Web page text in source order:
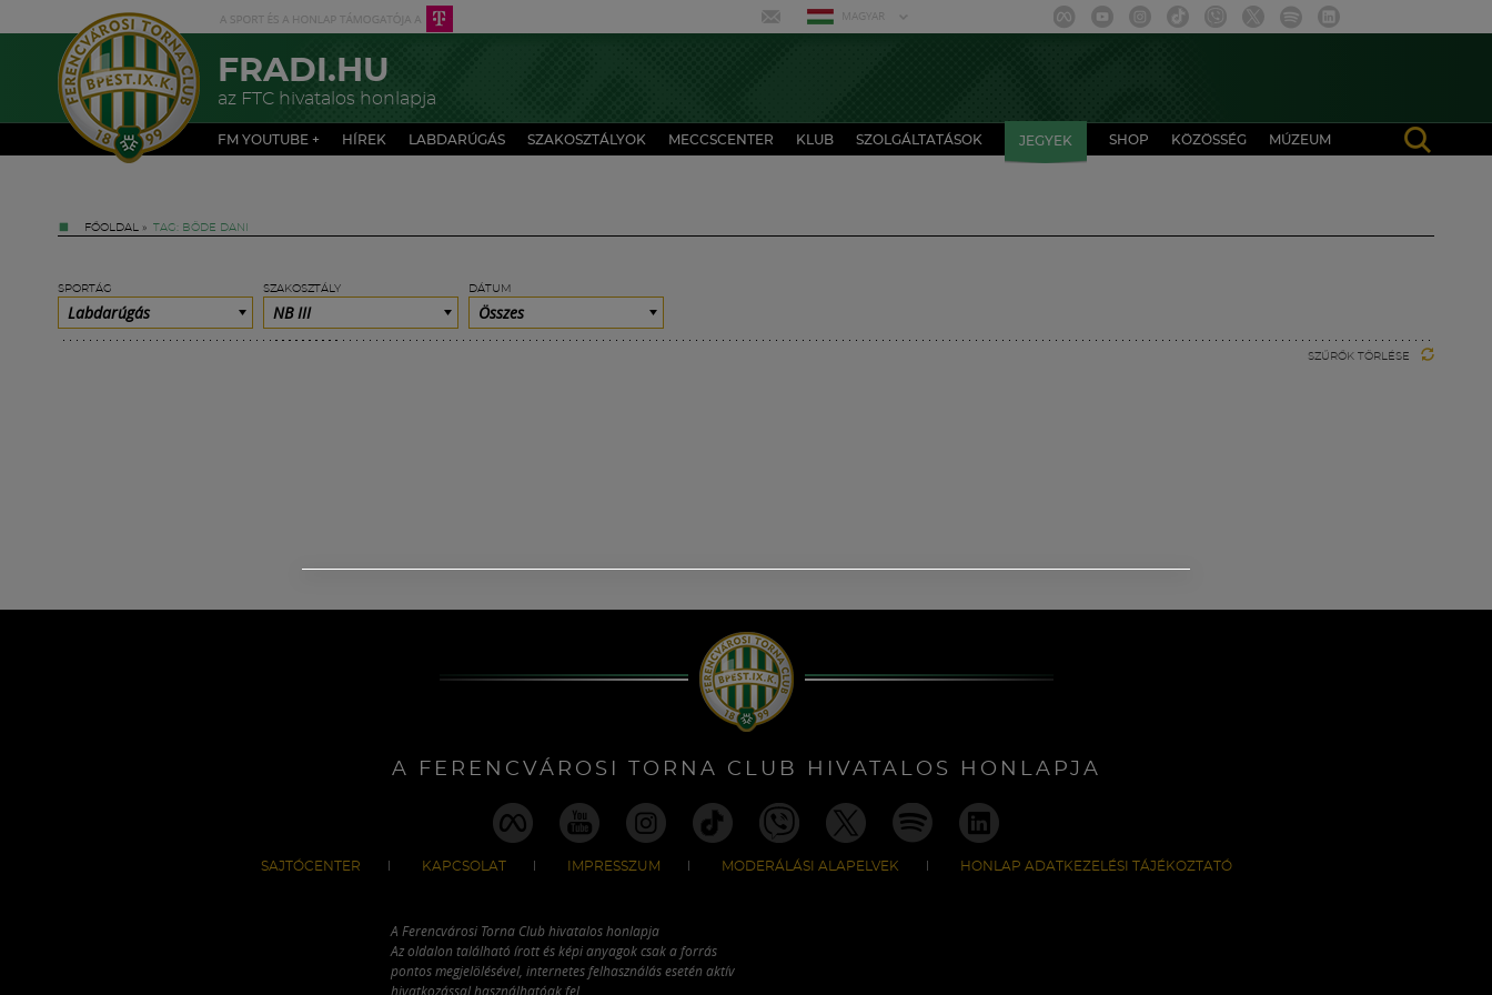
MAGYAR
FRADI.HU
az FTC hivatalos honlapja
FM YOUTUBE + HÍREK LABDARÚGÁS SZAKOSZTÁLYOK MECCSCENTER KLUB SZOLGÁLTATÁSOK JEGYEK SHOP KÖZÖSSÉG MÚZEUM
FŐOLDAL » TAG: BÖDE DANI
SPORTÁG
Labdarúgás
SZAKOSZTÁLY
NB III
DÁTUM
Összes
SZŰRŐK TÖRLÉSE
A FERENCVÁROSI TORNA CLUB HIVATALOS HONLAPJA
SAJTÓCENTER KAPCSOLAT IMPRESSZUM MODERÁLÁSI ALAPELVEK HONLAP ADATKEZELÉSI TÁJÉKOZTATÓ
A Ferencvárosi Torna Club hivatalos honlapja
Az oldalon található írott és képi anyagok csak a forrás
pontos megjelölésével, internetes felhasználás esetén aktív
hivatkozással használhatóak fel.